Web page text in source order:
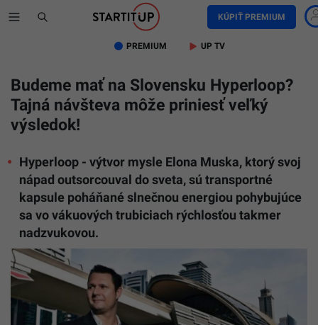
KÚPIŤ PREMIUM
PREMIUM UP TV
Budeme mať na Slovensku Hyperloop?
Tajná návšteva môže priniesť veľký
výsledok!
Hyperloop - výtvor mysle Elona Muska, ktorý svoj
nápad outsorcouval do sveta, sú transportné
kapsule poháňané slnečnou energiou pohybujúce
sa vo vákuových trubiciach rýchlosťou takmer
nadzvukovou.